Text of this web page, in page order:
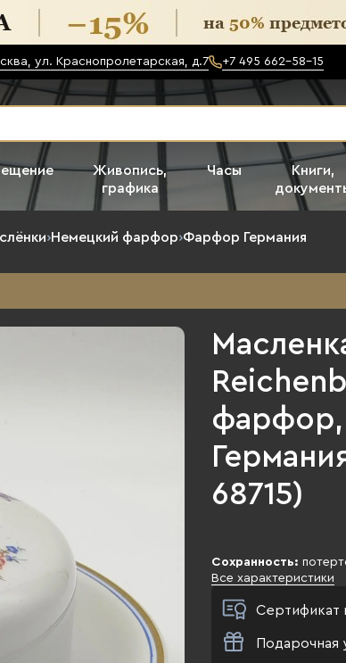
ул. Краснопролетарская, д.7 +7 495 662-58-15
Живопись,
графика
Часы
Книги,
›Немецкий фарфор›Фарфор Германия
фарфор,
68715)
Сохранность:
Все характеристики
Сертификат
Подарочная